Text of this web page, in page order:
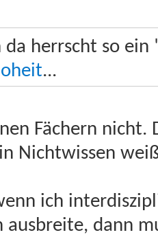
da herrscht so
...
Fächern nicht.
Nichtwissen
ich
ausbreite, dann